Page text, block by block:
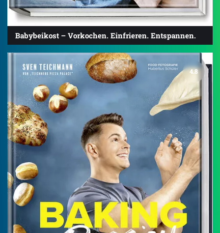
Babybeikost – Vorkochen. Einfrieren. Entspannen.
4.8